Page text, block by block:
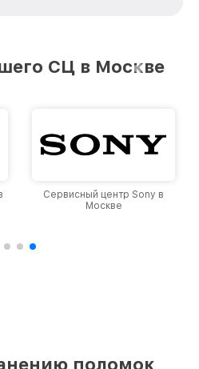
уровень доверия
СЦ в Москве
Сервисный центр Sony в
Москве
поломок